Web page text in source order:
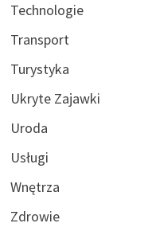
Technologie
Transport
Turystyka
Ukryte Zajawki
Uroda
Usługi
Wnętrza
Zdrowie